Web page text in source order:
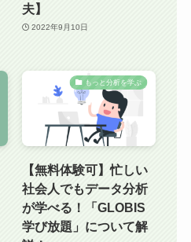
夫】
2022年9月10日
もっと分析を学ぶ
【無料体験可】忙しい
社会人でもデータ分析
が学べる！「GLOBIS
学び放題」について解